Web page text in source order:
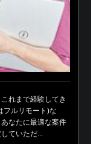
れまで経験してき
フルリモート)な
なたに最適な案件
ていただ...